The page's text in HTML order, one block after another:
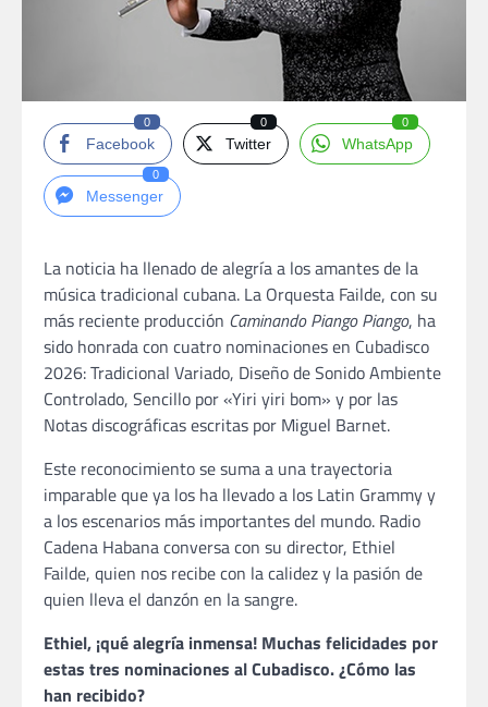
Facebook
0
Twitter
0
WhatsApp
0
Messenger
0
La noticia ha llenado de alegría a los amantes de la
música tradicional cubana. La Orquesta Failde, con su
más reciente producción Caminando Piango Piango, ha
sido honrada con cuatro nominaciones en Cubadisco
2026: Tradicional Variado, Diseño de Sonido Ambiente
Controlado, Sencillo por «Yiri yiri bom» y por las
Notas discográficas escritas por Miguel Barnet.
Este reconocimiento se suma a una trayectoria
imparable que ya los ha llevado a los Latin Grammy y
a los escenarios más importantes del mundo. Radio
Cadena Habana conversa con su director, Ethiel
Failde, quien nos recibe con la calidez y la pasión de
quien lleva el danzón en la sangre.
Ethiel, ¡qué alegría inmensa! Muchas felicidades por
estas tres nominaciones al Cubadisco. ¿Cómo las
han recibido?